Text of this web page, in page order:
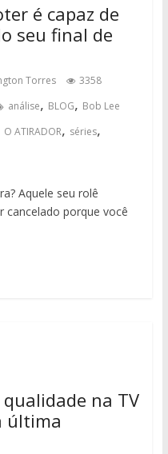
é capaz de
seu final de
Torres
3358
análise, BLOG, Bob Lee
O ATIRADOR, séries,
Aquele seu rolê
cancelado porque você
na TV
última